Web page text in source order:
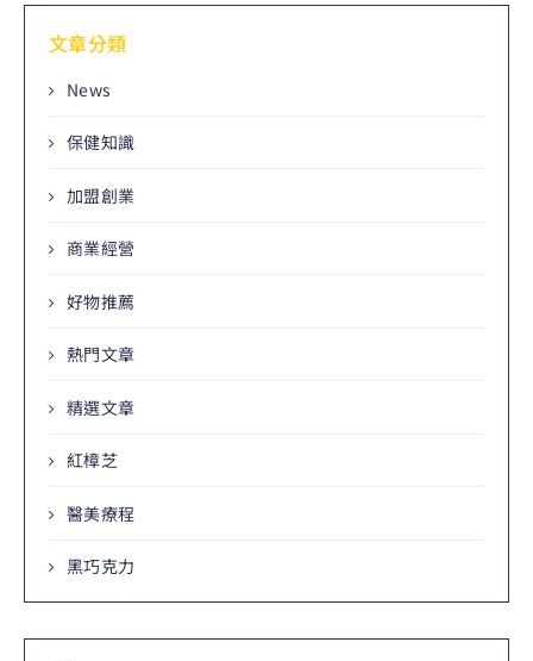
文章分類
News
保健知識
加盟創業
商業經營
好物推薦
熱門文章
精選文章
紅樟芝
醫美療程
黑巧克力